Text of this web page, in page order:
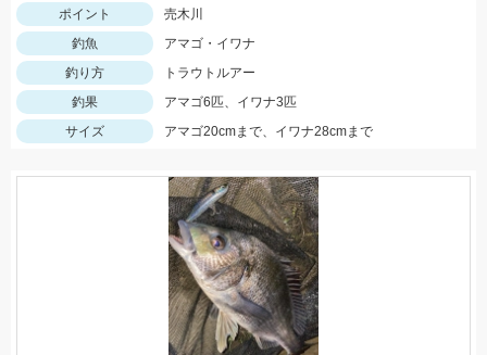
ポイント
売木川
釣魚
アマゴ・イワナ
釣り方
トラウトルアー
釣果
アマゴ6匹、イワナ3匹
サイズ
アマゴ20cmまで、イワナ28cmまで